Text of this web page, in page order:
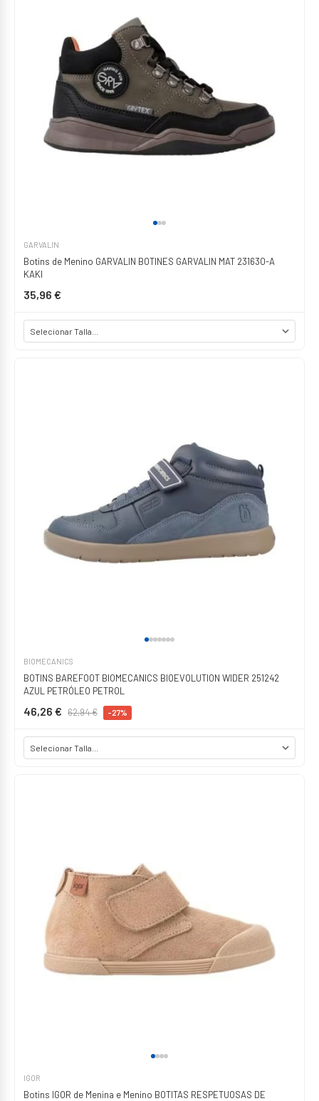
GARVALIN
Botins de Menino GARVALIN BOTINES GARVALIN MAT 231630-A
KAKI
35,96 €
BIOMECANICS
BOTINS BAREFOOT BIOMECANICS BIOEVOLUTION WIDER 251242
AZUL PETRÓLEO PETROL
46,26 € 62,94 € -27%
IGOR
Botins IGOR de Menina e Menino BOTITAS RESPETUOSAS DE